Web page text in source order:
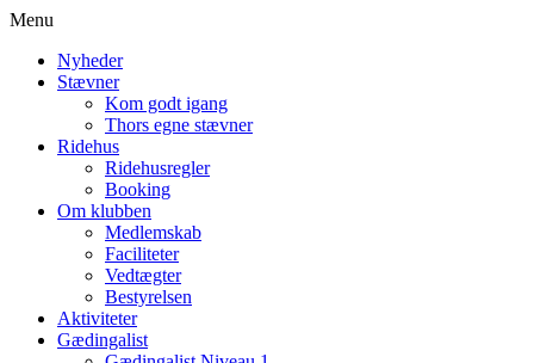
Menu
Nyheder
Stævner
Kom godt igang
Thors egne stævner
Ridehus
Ridehusregler
Booking
Om klubben
Medlemskab
Faciliteter
Vedtægter
Bestyrelsen
Aktiviteter
Gædingalist